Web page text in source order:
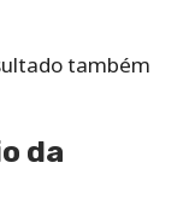
também
da